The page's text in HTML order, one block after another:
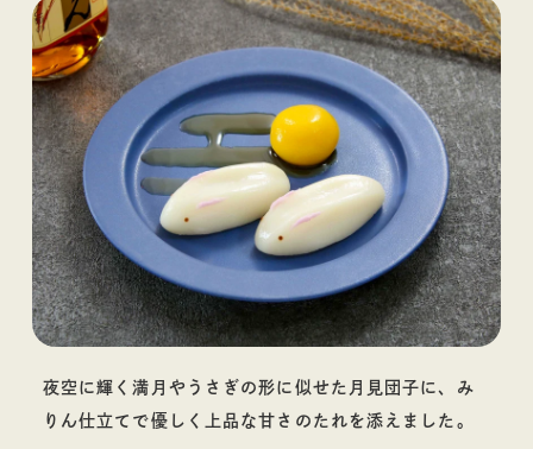
夜空に輝く満月やうさぎの形に似せた月見団子に、み
りん仕立てで優しく上品な甘さのたれを添えました。
みりん みりん粕
料理酒